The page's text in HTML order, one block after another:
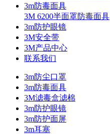
3m防毒面具
3M 6200半面罩防毒面具
3m防护眼镜
3M安全带
3M产品中心
联系我们
3m防尘口罩
3m防毒面具
3M滤毒盒滤棉
3m防护眼镜
3m防护面屏
3m耳塞